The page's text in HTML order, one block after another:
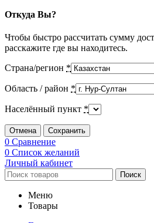
Откуда Вы?
Чтобы быстро рассчитать сумму
расскажите где вы находитесь.
Страна/регион *
Область / район *
Населённый пункт *
Отмена Сохранить
0 Сравнение
0 Список желаний
Личный кабинет
Поиск
Меню
Товары